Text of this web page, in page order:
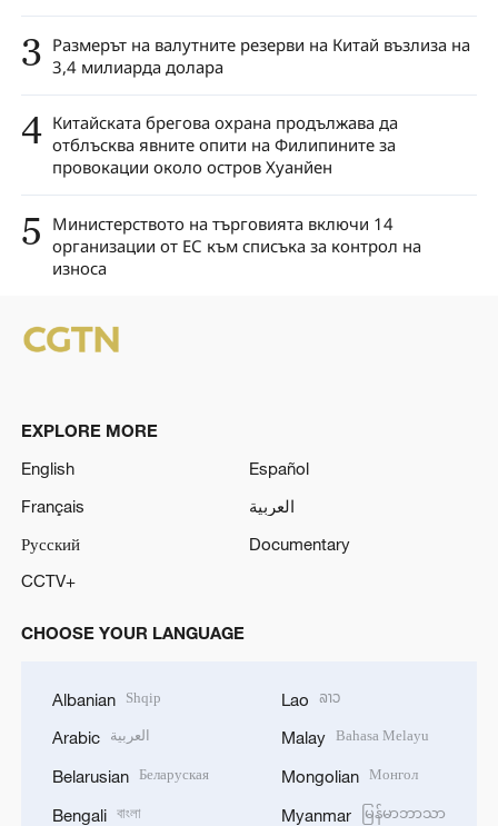
3 Размерът на валутните резерви на Китай възлиза на
3,4 милиарда долара
4 Китайската брегова охрана продължава да
отблъсква явните опити на Филипините за
провокации около остров Хуанйен
5 Министерството на търговията включи 14
организации от ЕС към списъка за контрол на
износа
EXPLORE MORE
English
Español
Français
العربية
Русский
Documentary
CCTV+
CHOOSE YOUR LANGUAGE
Albanian Shqip
Arabic العربية
Belarusian Беларуская
Bengali বাংলা
Lao ລາວ
Malay Bahasa Melayu
Mongolian Монгол
Myanmar မြန်မာဘာသာ